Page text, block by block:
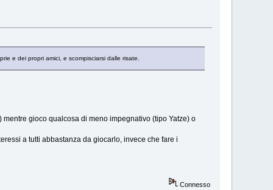
e dei propri amici, e scompisciarsi dalle risate.
gioco qualcosa di meno impegnativo (tipo Yatze) o
a tutti abbastanza da giocarlo, invece che fare i
Connesso